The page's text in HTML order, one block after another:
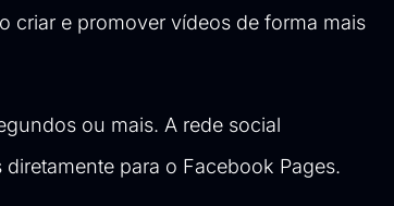
criar e promover vídeos de forma mais
ou mais. A rede social
para o Facebook Pages.